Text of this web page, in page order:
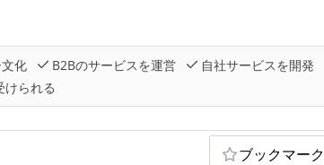
化 B2Bのサービスを運営
自社サービスを開発
られる
ブックマーク